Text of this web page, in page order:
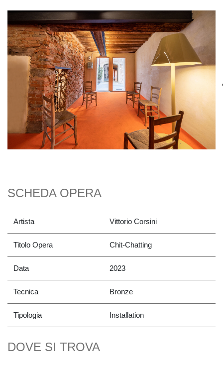
SCHEDA OPERA
Artista Vittorio Corsini
Titolo Opera Chit-Chatting
Data 2023
Tecnica Bronze
Tipologia Installation
DOVE SI TROVA